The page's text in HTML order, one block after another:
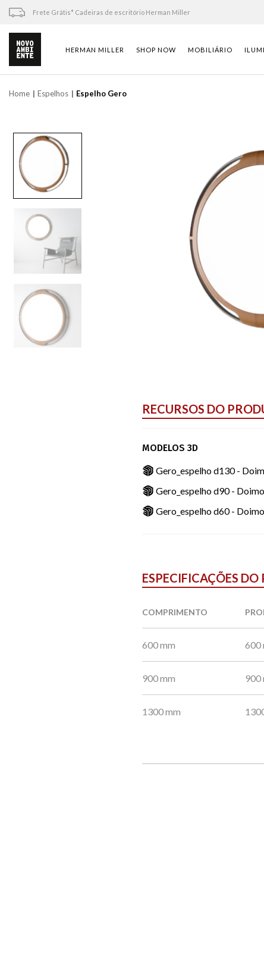
Skip
content
Frete Grátis* Cadeiras de escritório Herman Miller
HERMAN MILLER SHOP NOW MOBILIÁRIO
Home Espelhos Espelho Gero
RECURSOS DO
MODELOS 3D
Gero_espelho d130 -
Gero_espelho d90 -
Gero_espelho d60 -
ESPECIFICAÇÕES
COMPRIMENTO
600 mm 600
900 mm 900
1300 mm